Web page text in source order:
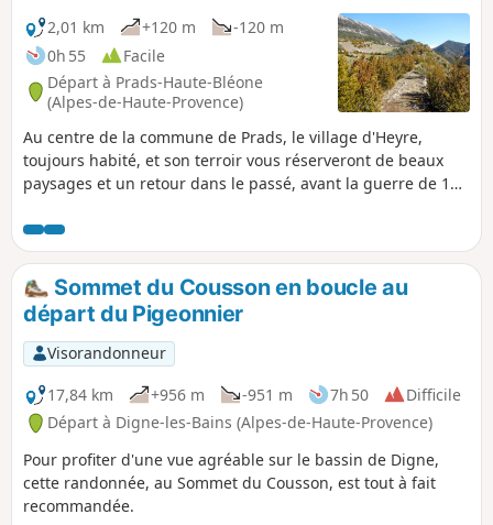
2,01 km
+120 m
-120 m
0h 55
Facile
Départ à Prads-Haute-Bléone
(Alpes-de-Haute-Provence)
Au centre de la commune de Prads, le village d'Heyre,
toujours habité, et son terroir vous réserveront de beaux
paysages et un retour dans le passé, avant la guerre de 14,
cultivait le blé, on distillait la lavande fine. Restent des
prairies pâturées à l'automne et au printemps et quelques
ruches, un village aux tuiles romanes restauré par ses
habitants actuels et une chapelle restaurée grâce à la
Fondation du Patrimoine.
Sommet du Cousson en boucle au
départ du Pigeonnier
Visorandonneur
17,84 km
+956 m -951 m 7h 50
Difficile
Départ à Digne-les-Bains (Alpes-de-Haute-Provence)
Pour profiter d'une vue agréable sur le bassin de Digne,
cette randonnée, au Sommet du Cousson, est tout à fait
recommandée.